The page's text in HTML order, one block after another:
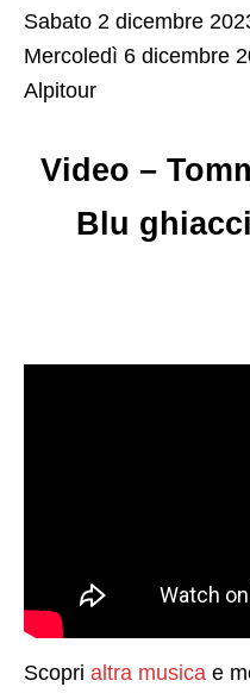
Sabato 2 dicembre
Mercoledì 6 dicembre
Alpitour
Video –
Blu
Scopri altra musica e